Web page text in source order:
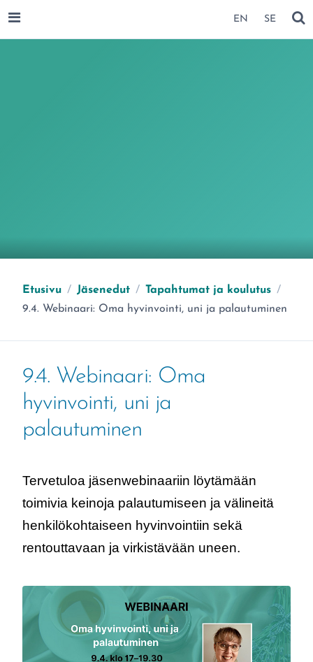
SIIRRY SIVUN SISÄLTÖÖN EN SE
Etusivu / Jäsenedut / Tapahtumat ja koulutus /
Olet täällä:
9.4. Webinaari: Oma hyvinvointi, uni ja palautuminen
9.4. Webinaari: Oma
hyvinvointi, uni ja
palautuminen
Tervetuloa jäsenwebinaariin löytämään
toimivia keinoja palautumiseen ja välineitä
henkilökohtaiseen hyvinvointiin sekä
rentouttavaan ja virkistävään uneen.